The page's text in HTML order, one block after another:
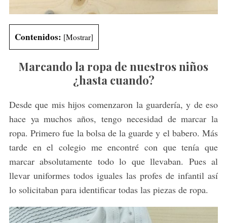
Contenidos: [Mostrar]
Marcando la ropa de nuestros niños
¿hasta cuando?
Desde que mis hijos comenzaron la guardería, y de eso
hace ya muchos años, tengo necesidad de marcar la
ropa. Primero fue la bolsa de la guarde y el babero. Más
tarde en el colegio me encontré con que tenía que
marcar absolutamente todo lo que llevaban. Pues al
llevar uniformes todos iguales las profes de infantil así
lo solicitaban para identificar todas las piezas de ropa.